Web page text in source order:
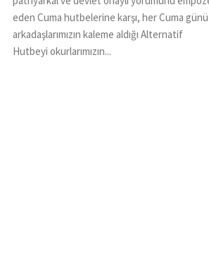
eden Cuma hutbelerine karşı, her Cuma günü
arkadaşlarımızın kaleme aldığı Alternatif
Hutbeyi okurlarımızın...